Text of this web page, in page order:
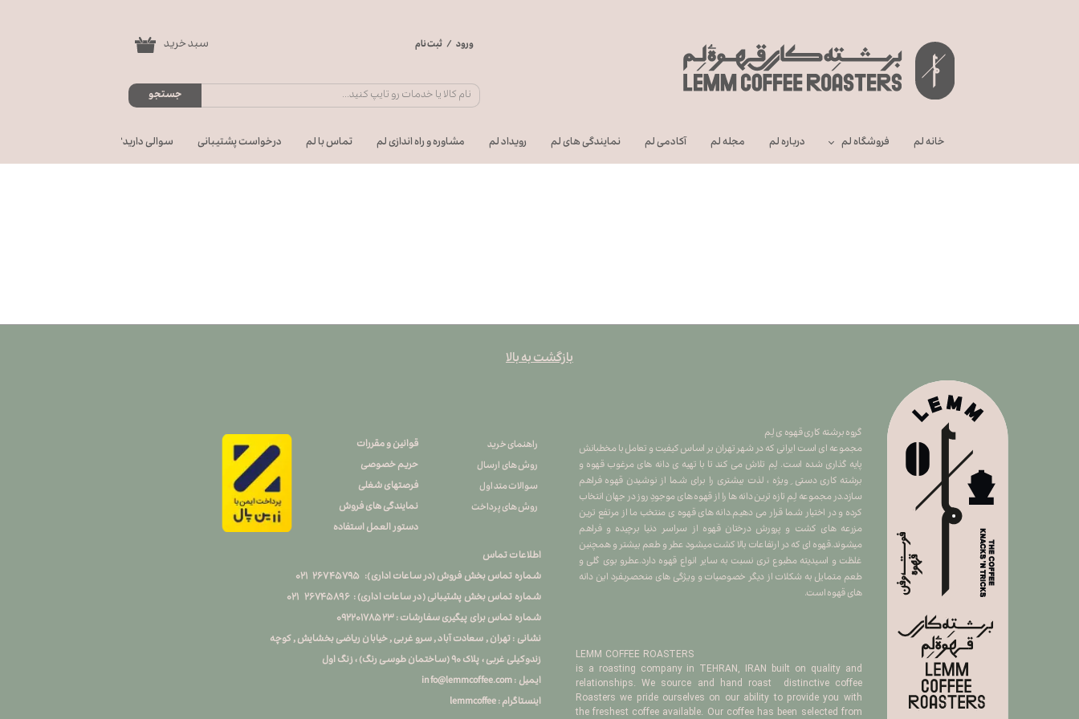
خانه لم فروشگاه لم درباره‌ لم مجله لم آکادمی لم نمایندگی های لم رویداد لم مشاوره و راه اندازی لم تماس با لم درخواست پشتیبانی سوالی دارید؟
ورود / ثبت نام
تغییر گذر واژه
سفارشات
خروج از حساب
۰ سبد خرید
جستجو
گروه برشته کاری قهوه ی لِم
​​​​​​​مجموعه ای است ایرانی که در شهر تهران بر اساس کیفیت و تعامل با مخطبانش
پایه گذاری شده است. لِم تلاش می کند تا با تهیه ی دانه های مرغوب قهوه و
برشته کاری دستی ِ ویژه ، لذت بیشتری را برای شما از نوشیدن قهوه فراهم
سازد.در مجموعه لِم تازه ترین دانه ها را از قهوه های موجودِ روز در جهان انتخاب
کرده و در اختیار شما قرار می دهیم.دانه های قهوه ی منتخب ما از مرتفع ترین
مزرعه های کشت و پرورش درختان قهوه از سراسر دنیا برچیده و فراهم
میشوند.قهوه ای که در ارتفاعات بالا کشت میشود عطر و طعم بیشتر و همچنین
غلظت و اسیدیته مطبوع تری نسبت به سایر انواع قهوه دارد.عطرو بوی گلی و
طعم متمایل به شکلات از دیگر خصوصیات و ویژگی های منحصربفرد این دانه
های قهوه است.
LEMM COFFEE ROASTERS
is a roasting company in TEHRAN, IRAN built on quality and
relationships. We source and hand roast distinctive coffee
Roasters we pride ourselves on our ability to provide you with
the freshest coffee available. Our coffee has been selected from
راهنمای خرید
روش های ارسال
سوالات متداول
روش های پرداخت
قوانین و مقررات
حریم خصوصی
فرصتهای شغلی
نمایندگی های فروش
دستور العمل استفاده
اطلاعات تماس
شماره تماس بخش فروش (در ساعات اداری): ۲۶۷۴۵۷۹۵ ۰۲۱
شماره تماس بخش پشتیبانی (در ساعات اداری) : ۲۶۷۴۵۸۹۶ ۰۲۱
شماره تماس برای پیگیری سفارشات : ۰۹۲۲۰۱۷۸۵۲۳
نشانی : تهران , سعادت آباد , سرو غربی , خیابان ریاضی بخشایش , کوچه
زندوکیلی غربی ، پلاک ۹۰ (ساختمان طوسی رنگ) ، زنگ اول
info@lemmcoffee.com : ایمیل
lemmcoffee : اینستاگرام
بازگشت به بالا